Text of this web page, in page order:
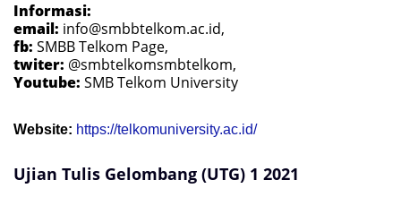
Informasi:
email: info@smbbtelkom.ac.id,
fb: SMBB Telkom Page,
twiter: @smbtelkomsmbtelkom,
Youtube: SMB Telkom University
Website: https://telkomuniversity.ac.id/
Ujian Tulis Gelombang (UTG) 1 2021